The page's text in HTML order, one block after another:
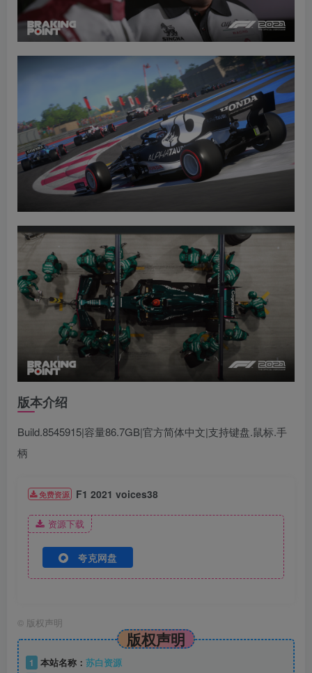
版本介绍
Build.8545915|容量86.7GB|官方简体中文|支持键盘.鼠标.手
柄
免费资源 F1 2021 voices38
资源下载
夸克网盘
© 版权声明
版权声明
1 本站名称： 苏白资源